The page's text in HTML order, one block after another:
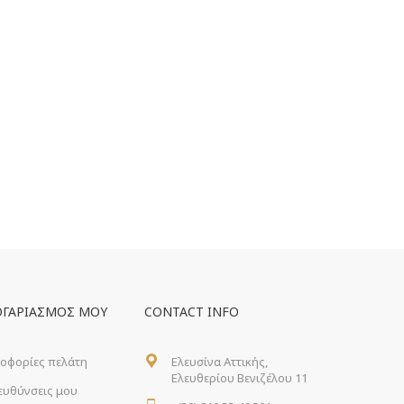
ΜΟΥ
πελάτη
μου
CONTACT INFO
Ελευσίνα Αττικής,
Ελευθερίου Βενιζέλου 11